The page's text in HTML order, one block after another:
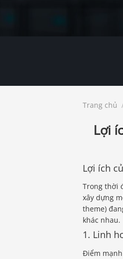
Trang chủ
Lợi
Lợi ích
Trong thời
xây dựng
theme)
khác nhau.
1. Linh
Điểm